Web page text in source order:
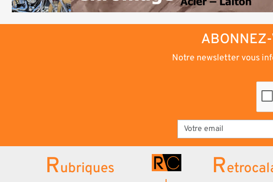
Notre newsletter vous
Rubriques R